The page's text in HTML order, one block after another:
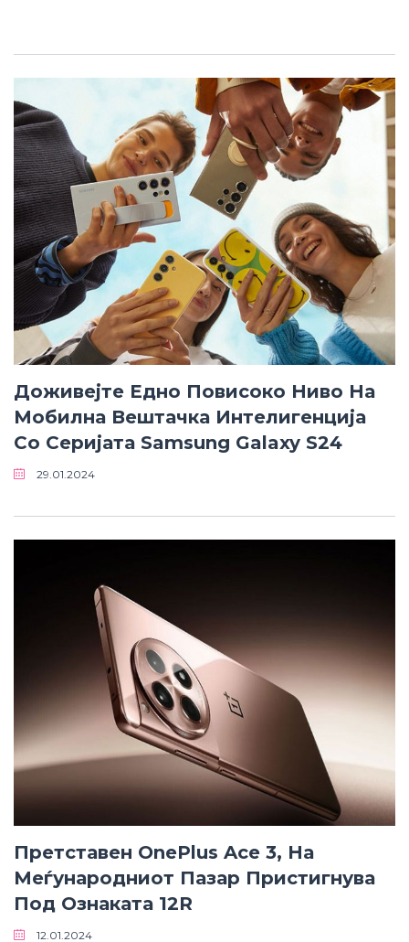
Доживејте Едно Повисоко Ниво На
Мобилна Вештачка Интелигенција
Со Серијата Samsung Galaxy S24
29.01.2024
Претставен OnePlus Ace 3, На
Меѓународниот Пазар Пристигнува
Под Ознаката 12R
12.01.2024